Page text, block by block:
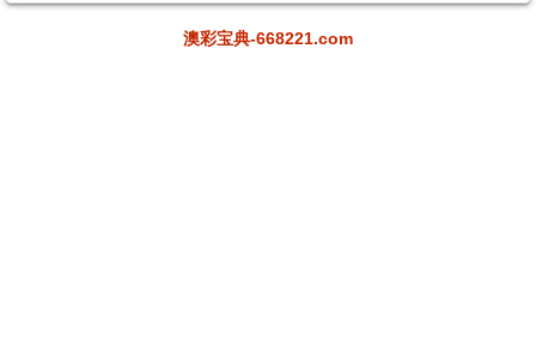
澳彩宝典-668221.com